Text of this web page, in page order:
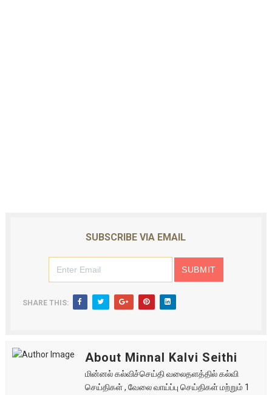
SUBSCRIBE VIA EMAIL
SHARE THIS:
About Minnal Kalvi Seithi
மின்னல் கல்விச்செய்தி வலைதளத்தில் கல்வி
செய்திகள் , வேலை வாய்ப்பு செய்திகள் மற்றும் 1